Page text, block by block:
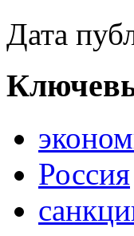
Дата
Россия